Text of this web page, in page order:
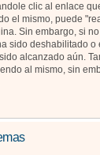
clic al enlace
el mismo, puede
Sin embargo, si
sido deshabilitado o
alcanzado aún.
al mismo, sin